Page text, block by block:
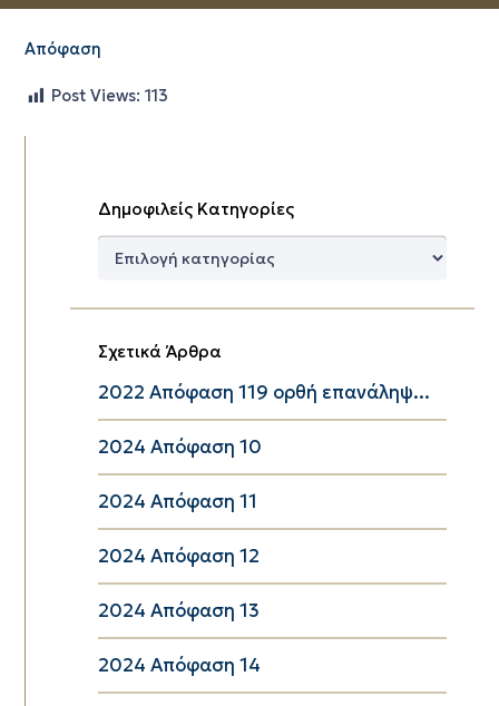
Απόφαση
Post Views: 113
Δημοφιλείς Κατηγορίες
Δημοφιλείς
Σχετικά Άρθρα
2022 Απόφαση 119 ορθή επανάληψ...
2024 Απόφαση 10
2024 Απόφαση 11
2024 Απόφαση 12
2024 Απόφαση 13
2024 Απόφαση 14